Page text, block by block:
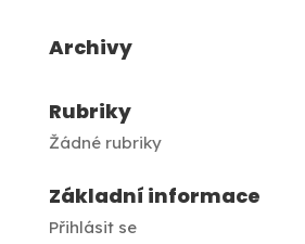
Archivy
Rubriky
Žádné rubriky
Základní informace
Přihlásit se